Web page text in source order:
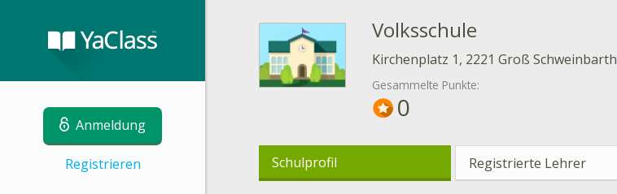
Anmeldung
Registrieren
Volksschule
Kirchenplatz 1, 2221 Groß Schweinbarth
Gesammelte Punkte:
0
Schulprofil Registrierte Lehrer